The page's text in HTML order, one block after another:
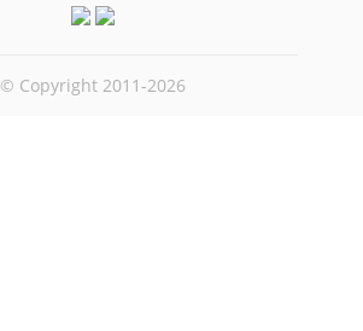
© Copyright 2011-2026